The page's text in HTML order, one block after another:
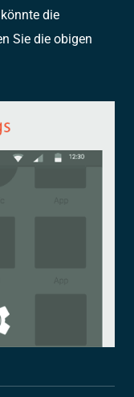
die
Sie die obigen